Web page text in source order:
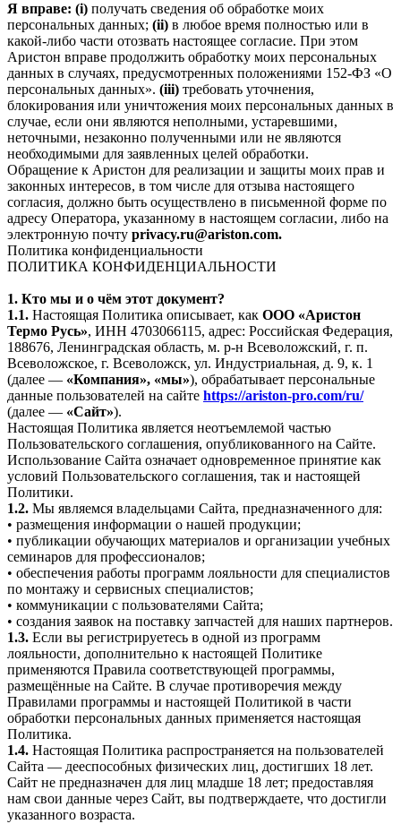
Я вправе: (i) получать сведения об обработке моих
персональных данных; (ii) в любое время полностью или в
какой-либо части отозвать настоящее согласие. При этом
Аристон вправе продолжить обработку моих персональных
данных в случаях, предусмотренных положениями 152-ФЗ «О
персональных данных». (iii) требовать уточнения,
блокирования или уничтожения моих персональных данных в
случае, если они являются неполными, устаревшими,
неточными, незаконно полученными или не являются
необходимыми для заявленных целей обработки.
Обращение к Аристон для реализации и защиты моих прав и
законных интересов, в том числе для отзыва настоящего
согласия, должно быть осуществлено в письменной форме по
адресу Оператора, указанному в настоящем согласии, либо на
электронную почту privacy.ru@ariston.com.
Политика конфиденциальности
ПОЛИТИКА КОНФИДЕНЦИАЛЬНОСТИ
1. Кто мы и о чём этот документ?
1.1. Настоящая Политика описывает, как ООО «Аристон
Термо Русь», ИНН 4703066115, адрес: Российская Федерация,
188676, Ленинградская область, м. р-н Всеволожский, г. п.
Всеволожское, г. Всеволожск, ул. Индустриальная, д. 9, к. 1
(далее — «Компания», «мы»), обрабатывает персональные
данные пользователей на сайте https://ariston-pro.com/ru/
(далее — «Сайт»).
Настоящая Политика является неотъемлемой частью
Пользовательского соглашения, опубликованного на Сайте.
Использование Сайта означает одновременное принятие как
условий Пользовательского соглашения, так и настоящей
Политики.
1.2. Мы являемся владельцами Сайта, предназначенного для:
• размещения информации о нашей продукции;
• публикации обучающих материалов и организации учебных
семинаров для профессионалов;
• обеспечения работы программ лояльности для специалистов
по монтажу и сервисных специалистов;
• коммуникации с пользователями Сайта;
• создания заявок на поставку запчастей для наших партнеров.
1.3. Если вы регистрируетесь в одной из программ
лояльности, дополнительно к настоящей Политике
применяются Правила соответствующей программы,
размещённые на Сайте. В случае противоречия между
Правилами программы и настоящей Политикой в части
обработки персональных данных применяется настоящая
Политика.
1.4. Настоящая Политика распространяется на пользователей
Сайта — дееспособных физических лиц, достигших 18 лет.
Сайт не предназначен для лиц младше 18 лет; предоставляя
нам свои данные через Сайт, вы подтверждаете, что достигли
указанного возраста.